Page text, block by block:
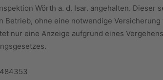
Wörth a. d. Isar. angehalten. Dieser
Betrieb, ohne eine notwendige
nur eine Anzeige aufgrund eines